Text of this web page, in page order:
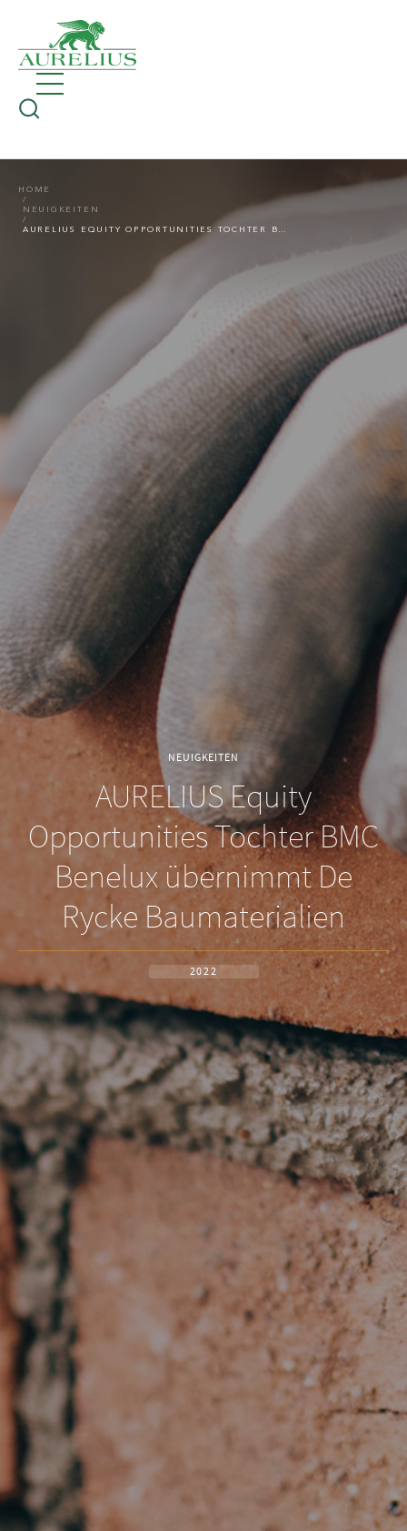
HOME
NEUIGKEITEN
AURELIUS EQUITY OPPORTUNITIES TOCHTER BMC BENELUX ÜBERNIMMT DE RYCKE BAUMATERIALIEN
NEUIGKEITEN
AURELIUS Equity
Opportunities Tochter BMC
Benelux übernimmt De
Rycke Baumaterialien
2022